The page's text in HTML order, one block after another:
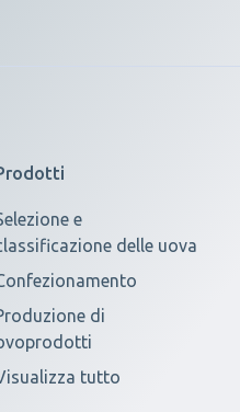
e
delle uova
di
tutto